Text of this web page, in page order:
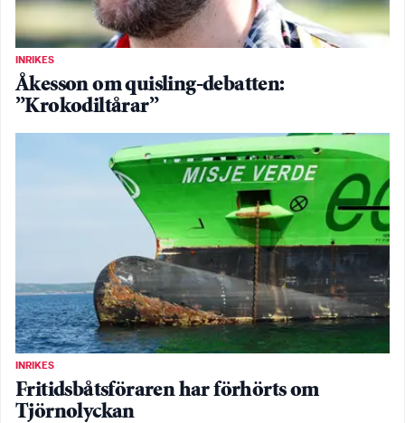
INRIKES
Åkesson om quisling-debatten:
”Krokodiltårar”
INRIKES
Fritidsbåtsföraren har förhörts om
Tjörnolyckan